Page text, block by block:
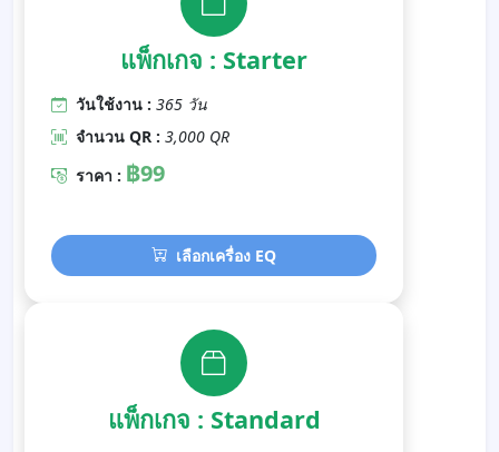
แพ็กเกจ : Starter
วันใช้งาน : 365 วัน
จำนวน QR : 3,000 QR
ราคา : ฿99
เลือกเครื่อง EQ
แพ็กเกจ : Standard